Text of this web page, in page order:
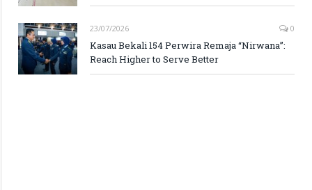
23/07/2026 0
Kasau Bekali 154 Perwira Remaja “Nirwana”:
Reach Higher to Serve Better